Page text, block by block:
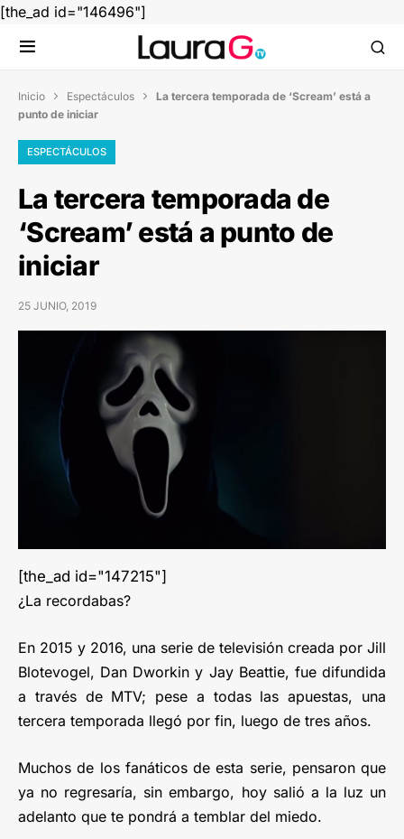
[the_ad id="146496"]
Inicio  Espectáculos  La tercera temporada de ‘Scream’ está a
punto de iniciar
ESPECTÁCULOS
La tercera temporada de
‘Scream’ está a punto de
iniciar
25 JUNIO, 2019
[the_ad id="147215"]
¿La recordabas?
En 2015 y 2016, una serie de televisión creada por Jill
Blotevogel, Dan Dworkin y Jay Beattie, fue difundida
a través de MTV; pese a todas las apuestas, una
tercera temporada llegó por fin, luego de tres años.
Muchos de los fanáticos de esta serie, pensaron que
ya no regresaría, sin embargo, hoy salió a la luz un
adelanto que te pondrá a temblar del miedo.